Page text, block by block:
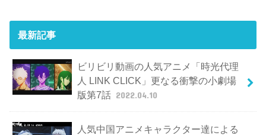
最新記事
ビリビリ動画の人気アニメ「時光代理
人 LINK CLICK」更なる衝撃の小劇場
版第7話 2022.04.10
人気中国アニメキャラクター達による